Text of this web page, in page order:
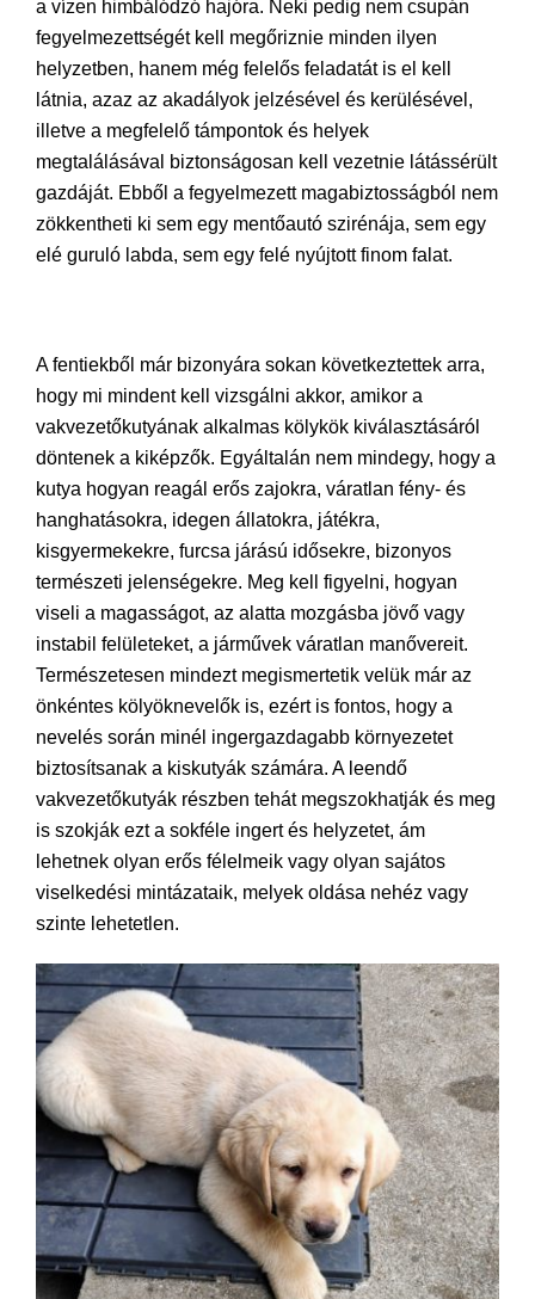
a vízen himbálódzó hajóra. Neki pedig nem csupán
fegyelmezettségét kell megőriznie minden ilyen
helyzetben, hanem még felelős feladatát is el kell
látnia, azaz az akadályok jelzésével és kerülésével,
illetve a megfelelő támpontok és helyek
megtalálásával biztonságosan kell vezetnie látássérült
gazdáját. Ebből a fegyelmezett magabiztosságból nem
zökkentheti ki sem egy mentőautó szirénája, sem egy
elé guruló labda, sem egy felé nyújtott finom falat.
A fentiekből már bizonyára sokan következtettek arra,
hogy mi mindent kell vizsgálni akkor, amikor a
vakvezetőkutyának alkalmas kölykök kiválasztásáról
döntenek a kiképzők. Egyáltalán nem mindegy, hogy a
kutya hogyan reagál erős zajokra, váratlan fény- és
hanghatásokra, idegen állatokra, játékra,
kisgyermekekre, furcsa járású idősekre, bizonyos
természeti jelenségekre. Meg kell figyelni, hogyan
viseli a magasságot, az alatta mozgásba jövő vagy
instabil felületeket, a járművek váratlan manővereit.
Természetesen mindezt megismertetik velük már az
önkéntes kölyöknevelők is, ezért is fontos, hogy a
nevelés során minél ingergazdagabb környezetet
biztosítsanak a kiskutyák számára. A leendő
vakvezetőkutyák részben tehát megszokhatják és meg
is szokják ezt a sokféle ingert és helyzetet, ám
lehetnek olyan erős félelmeik vagy olyan sajátos
viselkedési mintázataik, melyek oldása nehéz vagy
szinte lehetetlen.